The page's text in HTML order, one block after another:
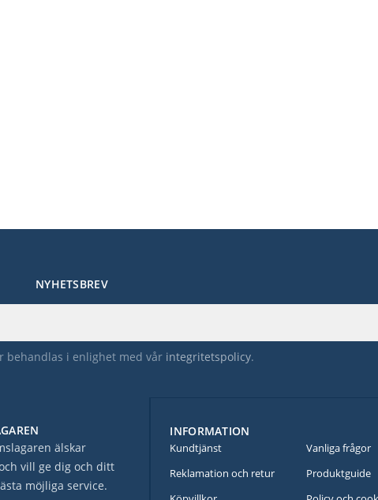
älskar
vill ge dig och ditt
möjliga service.
NYHETSBREV
behandlas i enlighet med vår integritetspolicy.
INFORMATION
Kundtjänst
Reklamation och retur
Vanliga frågor
Produktguide